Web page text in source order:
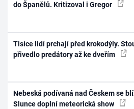
do Španělů. Kritizoval i Gregor
Tisíce lidí prchají před krokodýly.
přivedlo predátory až ke dveřím
Nebeská podívaná nad Českem se
Slunce doplní meteorická show